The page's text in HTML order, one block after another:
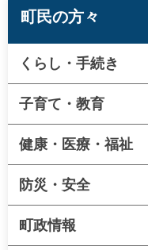
町民の方々
くらし・手続き
子育て・教育
健康・医療・福祉
防災・安全
町政情報